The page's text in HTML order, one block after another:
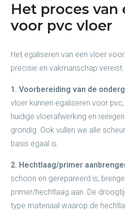
Het proces van
voor pvc vloer
Het egaliseren van een vloer
precisie en vakmanschap vereist.
1. Voorbereiding van de
vloer kunnen egaliseren voor
huidige vloerafwerking en
grondig. Ook vullen we alle
basis egaal is.
2. Hechtlaag/primer
schoon en gerepareerd is,
primer/hechtlaag aan. De
type materiaal waarop de